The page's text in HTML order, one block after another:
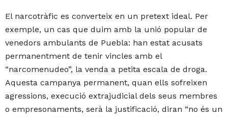
El narcotràfic es converteix en un pretext ideal. Per
exemple, un cas que duim amb la unió popular de
venedors ambulants de Puebla: han estat acusats
permanentment de tenir vincles amb el
“narcomenudeo”, la venda a petita escala de droga.
Aquesta campanya permanent, quan ells sofreixen
agressions, execució extrajudicial dels seus membres
o empresonaments, serà la justificació, diran “no és un